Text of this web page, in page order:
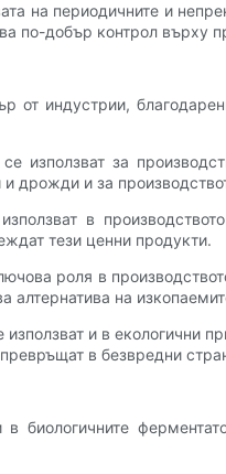
на периодичните и
по-добър контрол
индустрии,
използват за
дрожди и за
в
тези ценни продукти.
роля в
алтернатива на
и в
в безвредни
биологичните